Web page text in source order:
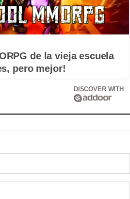
de la vieja escuela
pero mejor!
DISCOVER WITH